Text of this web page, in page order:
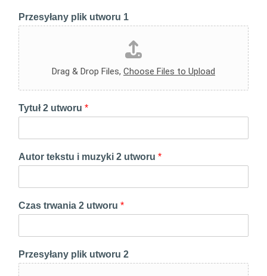
Przesyłany plik utworu 1
Drag & Drop Files, Choose Files to Upload
Tytuł 2 utworu *
Autor tekstu i muzyki 2 utworu *
Czas trwania 2 utworu *
Przesyłany plik utworu 2